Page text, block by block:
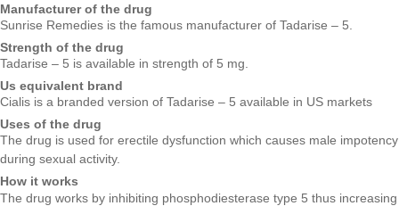
Manufacturer of the drug
Sunrise Remedies is the famous manufacturer of Tadarise – 5.
Strength of the drug
Tadarise – 5 is available in strength of 5 mg.
Us equivalent brand
Cialis is a branded version of Tadarise – 5 available in US markets
Uses of the drug
The drug is used for erectile dysfunction which causes male impotency
during sexual activity.
How it works
The drug works by inhibiting phosphodiesterase type 5 thus increasing